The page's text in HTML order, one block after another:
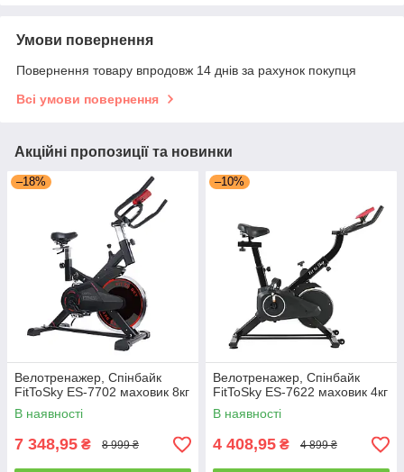
Умови повернення
Повернення товару впродовж 14 днів за рахунок покупця
Всі умови повернення
Акційні пропозиції та новинки
–18%
Велотренажер, Спінбайк
FitToSky ES-7702 маховик 8кг
В наявності
7 348,95 ₴ 8 999 ₴
–10%
Велотренажер, Спінбайк
FitToSky ES-7622 маховик 4кг
В наявності
4 408,95 ₴ 4 899 ₴